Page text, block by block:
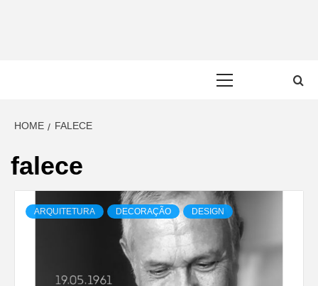
HOME FALECE
falece
ARQUITETURA DECORAÇÃO DESIGN